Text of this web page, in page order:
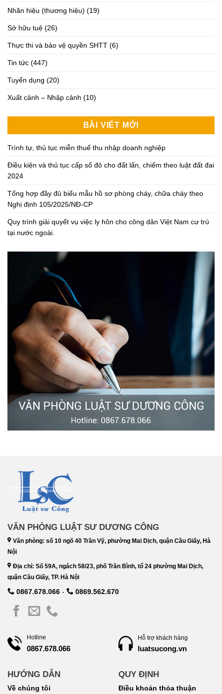
Nhãn hiệu (thương hiệu) (19)
Sở hữu tuệ (26)
Thực thi và bảo vệ quyền SHTT (6)
Tin tức (447)
Tuyển dụng (20)
Xuất cảnh – Nhập cảnh (10)
BÀI VIẾT MỚI
Trình tự, thủ tục miễn thuế thu nhập doanh nghiệp
Điều kiện và thủ tục cấp sổ đỏ cho đất lấn, chiếm theo luật đất đai
2024
Tổng hợp đầy đủ biểu mẫu hồ sơ phòng cháy, chữa cháy theo
Nghị định 105/2025/NĐ-CP
Quy trình giải quyết vụ việc ly hôn cho công dân Việt Nam cư trú
tại nước ngoài.
VĂN PHÒNG LUẬT SƯ DƯƠNG CÔNG
Văn phòng: số 10 ngõ 40 Trần Vỹ, phường Mai Dịch, quận Cầu Giấy, Hà
Nội
Địa chỉ: Số 59A, ngách 58/23, phố Trần Bình, tổ 24 phường Mai Dịch,
quận Cầu Giấy, TP. Hà Nội
0867.678.066 - 0869.562.670
Hotline
0867.678.066
HƯỚNG DẪN
Về chúng tôi
Hỗ trợ khách hàng
luatsucong.vn
QUY ĐỊNH
Điều khoản thỏa thuận